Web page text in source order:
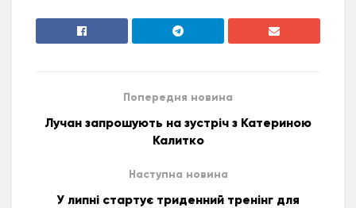
Попередня новина
Лучан запрошують на зустріч з Катериною
Калитко
Наступна новина
У липні стартує триденний тренінг для